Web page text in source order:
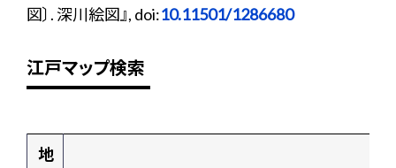
図〕. 深川絵図』, doi:10.11501/1286680
江戸マップ検索
地